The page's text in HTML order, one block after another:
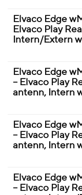
Elvaco Edge
Elvaco Play
Intern/Extern
Elvaco Edge
– Elvaco Play
antenn, Intern
Elvaco Edge
– Elvaco Play
antenn, Intern
Elvaco Edge
– Elvaco Play